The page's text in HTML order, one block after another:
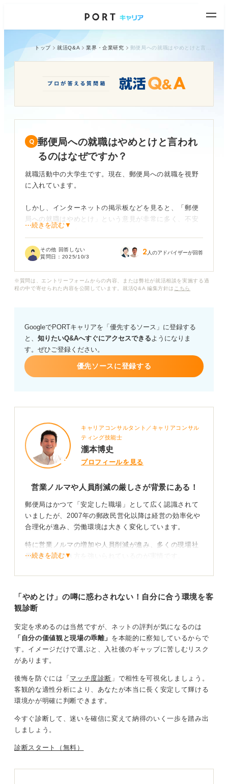
トップ 就活Q&A 業界・企業研究
郵便局への就職はやめとけと言われ
るのはなぜですか？
就職活動中の大学生です。現在、郵便局への就職を視野
に入れています。
しかし、インターネットの掲示板などを見ると、「郵便
局への就職はやめとけ」という意見が非常に多く、不安
を感じ始めました。
長く安定して働きたいという思いが強いため、入社して
キャリアコンサルタントの専門的な視点から見て、「郵
リットが知りたいです。
⋯続きを読む▼
その他 回答しない
質問日： 2025/10/3 2 人のアドバイザーが回答
※質問は、エントリーフォームからの内容、または弊社が就活相談を実施する過
程の中で寄せられた内容を公開しています。就活Q&A 編集方針は こちら
GoogleでPORTキャリアを「優先するソース」に登録する
と、 知りたいQ&Aへすぐにアクセスできるようになりま
す。ぜひご登録ください。
優先ソースに登録する
キャリアコンサルタント／キャリアコンサル
ティング技能士
瀧本博史
プロフィールを見る
営業ノルマや人員削減の厳しさが背景にある！
郵便局はかつて「安定した職場」として広く認識されて
いましたが、2007年の郵政民営化以降は経営の効率化や
合理化が進み、労働環境は大きく変化しています。
特に営業ノルマの増加や人員削減が進み、多くの現場社
員が厳しい働き方を強いられているのが実情です。
やゆうちょ銀行の金融商品販売にも営業目標が課せら
れ、過剰なノルマやプレッシャーによる精神的負担が問
題となっています。
また、地方の郵便局では人手不足が深刻化し、一人当た
りの業務量が増加、過重労働やサービス低下が懸念され
ています。こうした状況は近年の合理化計画でさらに強
まっており、2025年までに数万人規模の人員削減計画が
地域への貢献性がやりがいになる！ 自分に適性があ
るかを判断しよう
一方で、郵便局は地域に根差した公共性の高い仕事の場
⋯続きを読む▼
「やめとけ」の噂に惑わされない！自分に合う環境を客
観診断
安定を求めるのは当然ですが、ネットの評判が気になるのは
「自分の価値観と現場の乖離」 を本能的に察知しているからで
す。イメージだけで選ぶと、入社後のギャップに苦しむリスク
があります。
後悔を防ぐには「 マッチ度診断 」で相性を可視化しましょう。
客観的な適性分析により、 あなたが本当に長く安定して輝ける
環境かが明確に判断できます。
今すぐ診断して、迷いを確信に変えて納得のいく一歩を踏み出
しましょう。
診断スタート（無料）